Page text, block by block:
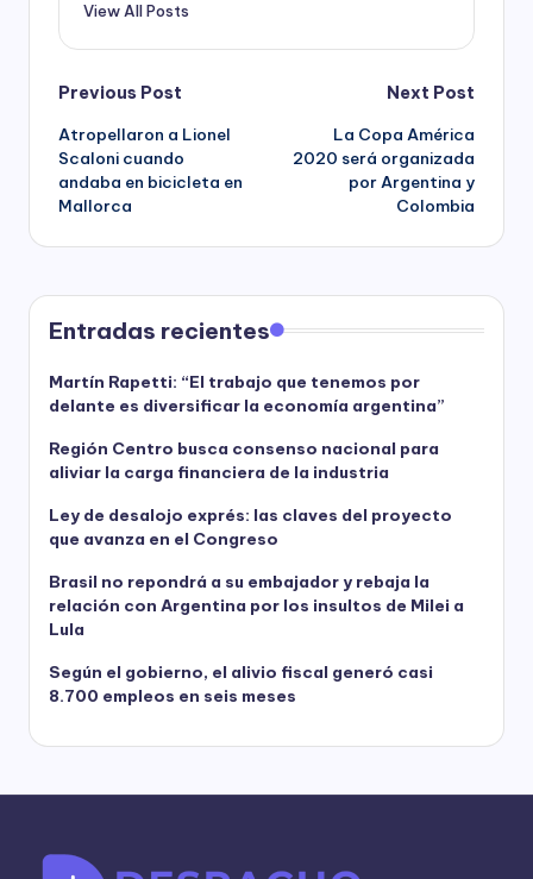
View All Posts
Post
navigation
Previous Post
Atropellaron a Lionel
Scaloni cuando
andaba en bicicleta en
Mallorca
Next Post
La Copa América
2020 será organizada
por Argentina y
Colombia
Entradas recientes
Martín Rapetti: “El trabajo que tenemos por
delante es diversificar la economía argentina”
Región Centro busca consenso nacional para
aliviar la carga financiera de la industria
Ley de desalojo exprés: las claves del proyecto
que avanza en el Congreso
Brasil no repondrá a su embajador y rebaja la
relación con Argentina por los insultos de Milei a
Lula
Según el gobierno, el alivio fiscal generó casi
8.700 empleos en seis meses